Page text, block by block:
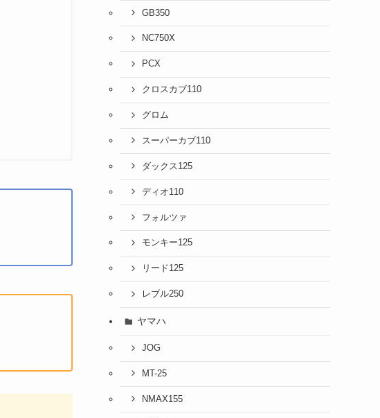
GB350
NC750X
PCX
クロスカブ110
グロム
スーパーカブ110
ダックス125
ディオ110
フォルツァ
モンキー125
リード125
レブル250
ヤマハ
JOG
MT-25
NMAX155